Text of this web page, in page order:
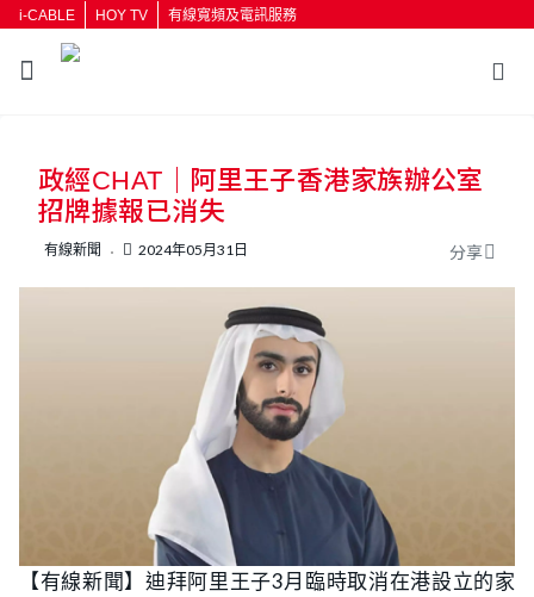
i-CABLE HOY TV 有線寬頻及電訊服務
按輸入鍵開始搜尋
政經CHAT｜阿里王子香港家族辦公室
招牌據報已消失
有線新聞 2024年05月31日 分享
【有線新聞】迪拜阿里王子3月臨時取消在港設立的家